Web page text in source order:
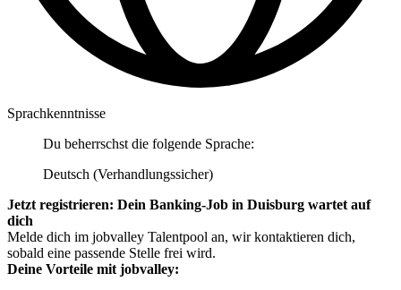
Sprachkenntnisse
Du beherrschst die folgende Sprache:
Deutsch (Verhandlungssicher)
Jetzt registrieren: Dein Banking-Job in Duisburg wartet auf
dich
Melde dich im jobvalley Talentpool an, wir kontaktieren dich,
sobald eine passende Stelle frei wird.
Deine Vorteile mit jobvalley: